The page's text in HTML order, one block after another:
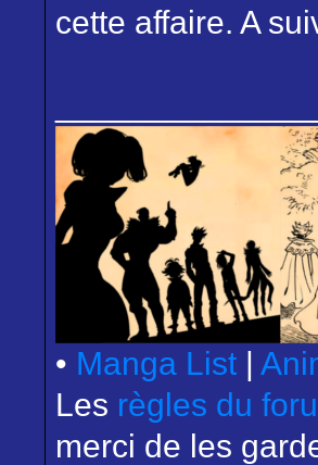
cette affaire. A
• Manga List |
Les règles du
merci de les